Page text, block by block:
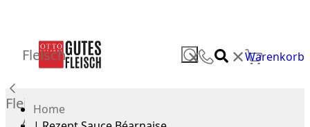
✕ ✕Warenkorb
Fleisch
Fleisch
Alle
Home